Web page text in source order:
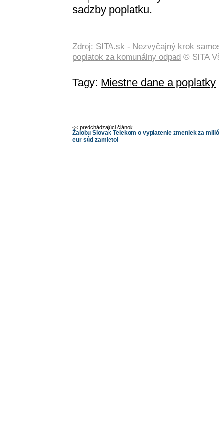
sadzby poplatku.
Zdroj: SITA.sk - Nezvyčajný krok
poplatok za komunálny odpad © SITA
Tagy: Miestne dane a poplatky
<< predchádzajúci článok
Žalobu Slovak Telekom o vyplatenie zmeniek za
eur súd zamietol